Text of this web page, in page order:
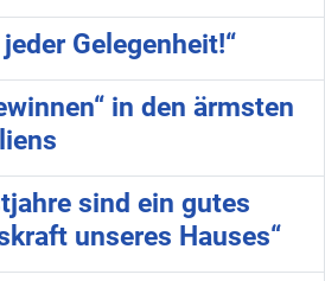
Gelegenheit!“
in den ärmsten
sind ein gutes
unseres Hauses“